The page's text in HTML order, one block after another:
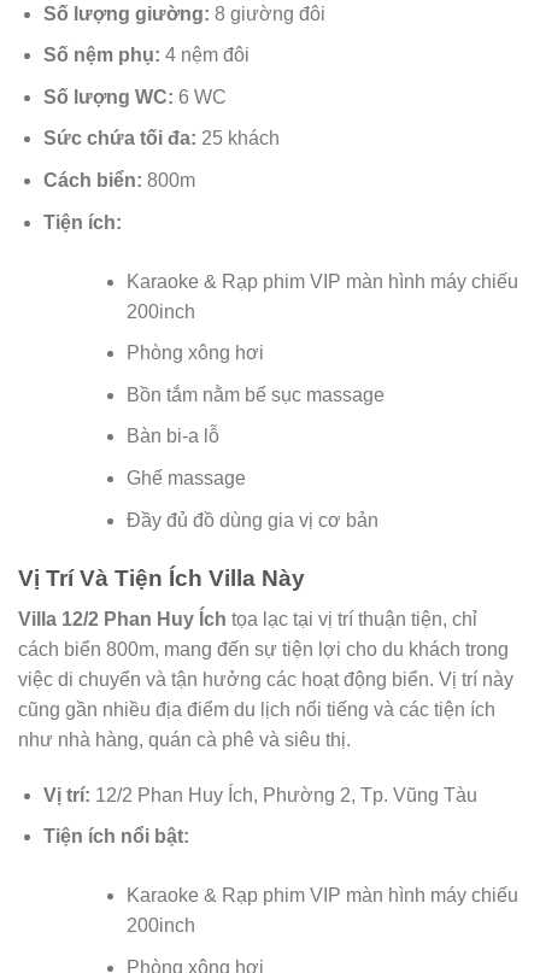
Số lượng giường: 8 giường đôi
Số nệm phụ: 4 nệm đôi
Số lượng WC: 6 WC
Sức chứa tối đa: 25 khách
Cách biển: 800m
Tiện ích:
Karaoke & Rạp phim VIP màn hình máy chiếu
200inch
Phòng xông hơi
Bồn tắm nằm bể sục massage
Bàn bi-a lỗ
Ghế massage
Đầy đủ đồ dùng gia vị cơ bản
Vị Trí Và Tiện Ích Villa Này
Villa 12/2 Phan Huy Ích tọa lạc tại vị trí thuận tiện, chỉ
cách biển 800m, mang đến sự tiện lợi cho du khách trong
việc di chuyển và tận hưởng các hoạt động biển. Vị trí này
cũng gần nhiều địa điểm du lịch nổi tiếng và các tiện ích
như nhà hàng, quán cà phê và siêu thị.
Vị trí: 12/2 Phan Huy Ích, Phường 2, Tp. Vũng Tàu
Tiện ích nổi bật:
Karaoke & Rạp phim VIP màn hình máy chiếu
200inch
Phòng xông hơi